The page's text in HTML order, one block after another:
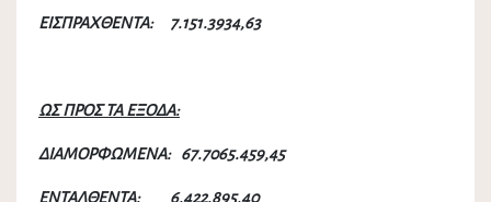
ΕΙΣΠΡΑΧΘΕΝΤΑ: 7.151.3934,63
ΩΣ ΠΡΟΣ ΤΑ ΕΞΟΔΑ:
ΔΙΑΜΟΡΦΩΜΕΝΑ: 67.7065.459,45
ΕΝΤΑΛΘΕΝΤΑ: 6.422.895,40